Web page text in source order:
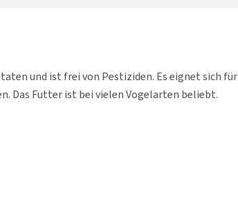
und ist frei von Pestiziden. Es eignet sich für
Das Futter ist bei vielen Vogelarten beliebt.